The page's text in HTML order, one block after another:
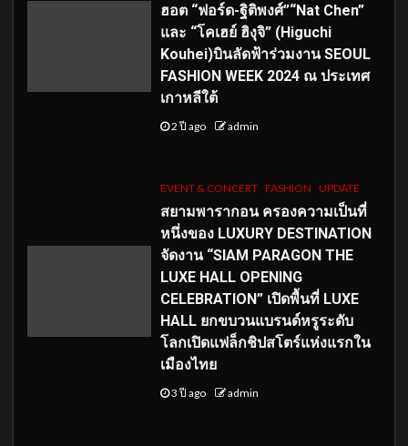
ฮอต “ฟอร์ด-ฐิติพงศ์”“Nat Chen”
และ “โคเฮย์ ฮิงุจิ” (Higuchi
Kouhei)บินลัดฟ้าร่วมงาน SEOUL
FASHION WEEK 2024 ณ ประเทศ
เกาหลีใต้
2 ปี ago admin
EVENT & CONCERT FASHION UPDATE
สยามพารากอน ครองความเป็นที่
หนึ่งของ LUXURY DESTINATION
จัดงาน “SIAM PARAGON THE
LUXE HALL OPENING
CELEBRATION” เปิดพื้นที่ LUXE
HALL ยกขบวนแบรนด์หรูระดับ
โลกเปิดแฟล็กชิปสโตร์แห่งแรกใน
เมืองไทย
3 ปี ago admin